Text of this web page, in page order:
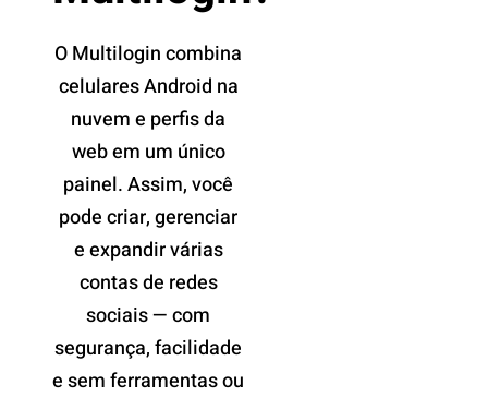
O Multilogin combina
celulares Android na
nuvem e perfis da
web em um único
painel. Assim, você
pode criar, gerenciar
e expandir várias
contas de redes
sociais — com
segurança, facilidade
e sem ferramentas ou